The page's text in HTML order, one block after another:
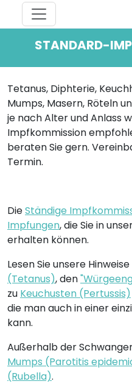
STANDARD-
Tetanus, Diphterie,
Mumps, Masern, Röteln
je nach Alter und Anlass
Impfkommission
beraten Sie gern.
Termin.
DieStändige
Impfungen, die Sie in
erhalten können.
Lesen Sie unsere Hinweise
(Tetanus), den
zu Keuchusten (Pertussis)
die man auch in einer
kann.
Außerhalb der
Mumps (Parotitis
(Rubella).